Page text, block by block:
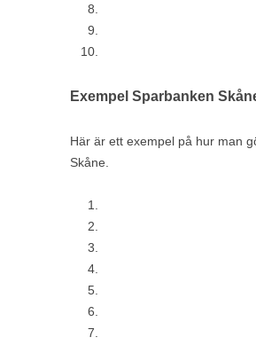
Exempel Sparbanken
Här är ett exempel på hur man
Skåne.